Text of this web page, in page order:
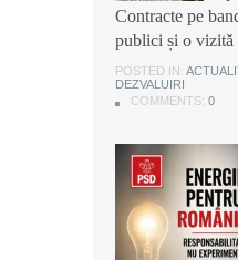
Contracte pe
publici și o
POSTED IN:
DEZVALUIRI
COMMENTS: 0
Contracte pe
publici și o
POSTED IN:
DEZVALUIRI
COMMENTS: 0
Contracte pe
publici și o
POSTED IN:
DEZVALUIRI
COMMENTS: 0